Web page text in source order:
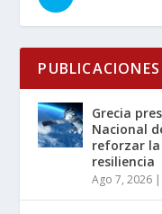
Grecia
Nacional
reforzar la
resiliencia
Ago 7, 2026 |